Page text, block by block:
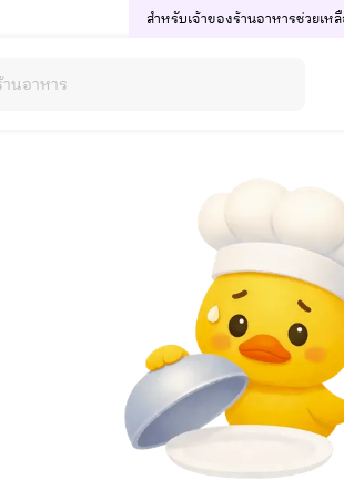
สำหรับเจ้าของร้านอาหารช่วยเห